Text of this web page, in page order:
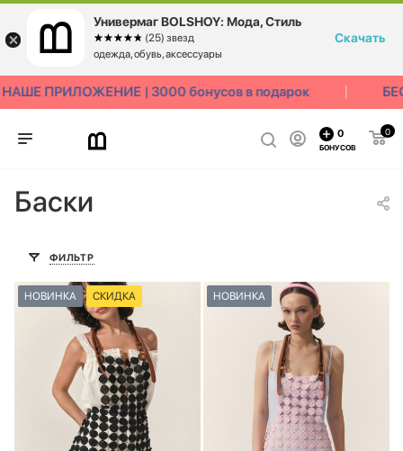
ПРИЛОЖЕНИЕ | 3000 бонусов в подарок
0
0
БОНУСОВ
Баски
ФИЛЬТР
НОВИНКА СКИДКА НОВИНКА
Универмаг BOLSHOY: Мода, Стиль
☆☆☆☆☆
★★★★★ (25) звезд
одежда, обувь, аксессуары
Скачать